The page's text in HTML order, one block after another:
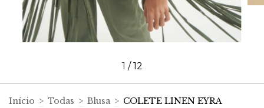
1 /12
Início > Todas > Blusa > COLETE LINEN EYRA